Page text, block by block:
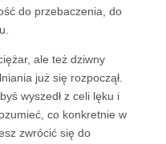
do przebaczenia, do
ale też dziwny
już się rozpoczął.
wyszedł z celi lęku i
co konkretnie w
zwrócić się do